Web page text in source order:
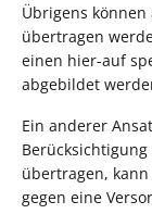
Übrigens
übertragen
einen hier-auf
abgebildet
Ein anderer
übertragen,
gegen eine